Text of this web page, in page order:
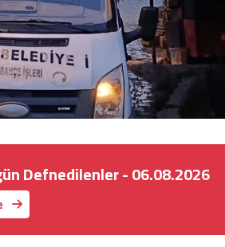
Defnedilenler - 06.08.2026